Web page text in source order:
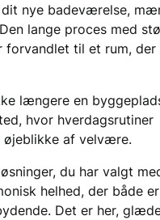
nye badeværelse,
lange proces med
forvandlet til et rum, der
længere en
hvor hverdagsrutiner
øjeblikke af velvære.
du har valgt
helhed, der både er
Det er her,